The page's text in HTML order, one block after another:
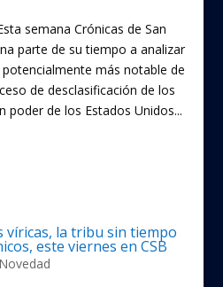
semana Crónicas de San
parte de su tiempo a analizar
más notable de
de desclasificación de los
poder de los Estados Unidos...
víricas, la tribu sin tiempo
este viernes en CSB
Novedad